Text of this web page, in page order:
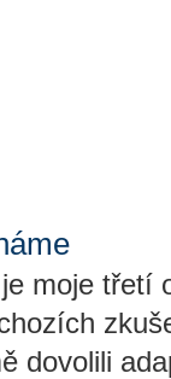
moje třetí
dovolili